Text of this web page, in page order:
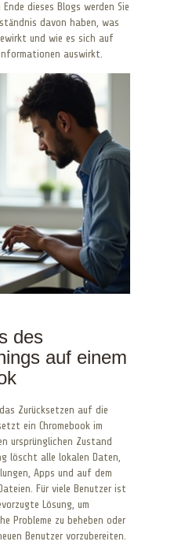
dieses Blogs werden Sie
davon haben, was
und wie es sich auf
auswirkt.
des
auf einem
Zurücksetzen auf die
ein Chromebook im
ursprünglichen Zustand
löscht alle lokalen Daten,
Apps und auf dem
Für viele Benutzer ist
Lösung, um
Probleme zu beheben oder
Benutzer vorzubereiten.